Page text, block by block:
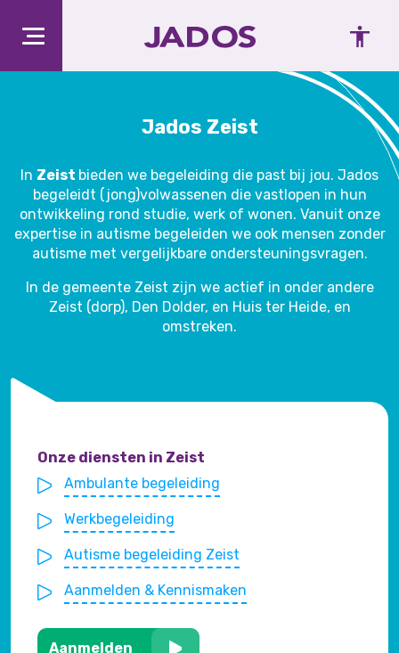
Jados Zeist
In Zeist bieden we begeleiding die past bij jou. Jados
begeleidt (jong)volwassenen die vastlopen in hun
ontwikkeling rond studie, werk of wonen. Vanuit onze
expertise in autisme begeleiden we ook mensen zonder
autisme met vergelijkbare ondersteuningsvragen.
In de gemeente Zeist zijn we actief in onder andere
Zeist (dorp), Den Dolder, en Huis ter Heide, en
omstreken.
Onze diensten in Zeist
Ambulante begeleiding
Werkbegeleiding
Autisme begeleiding Zeist
Aanmelden & Kennismaken
Aanmelden